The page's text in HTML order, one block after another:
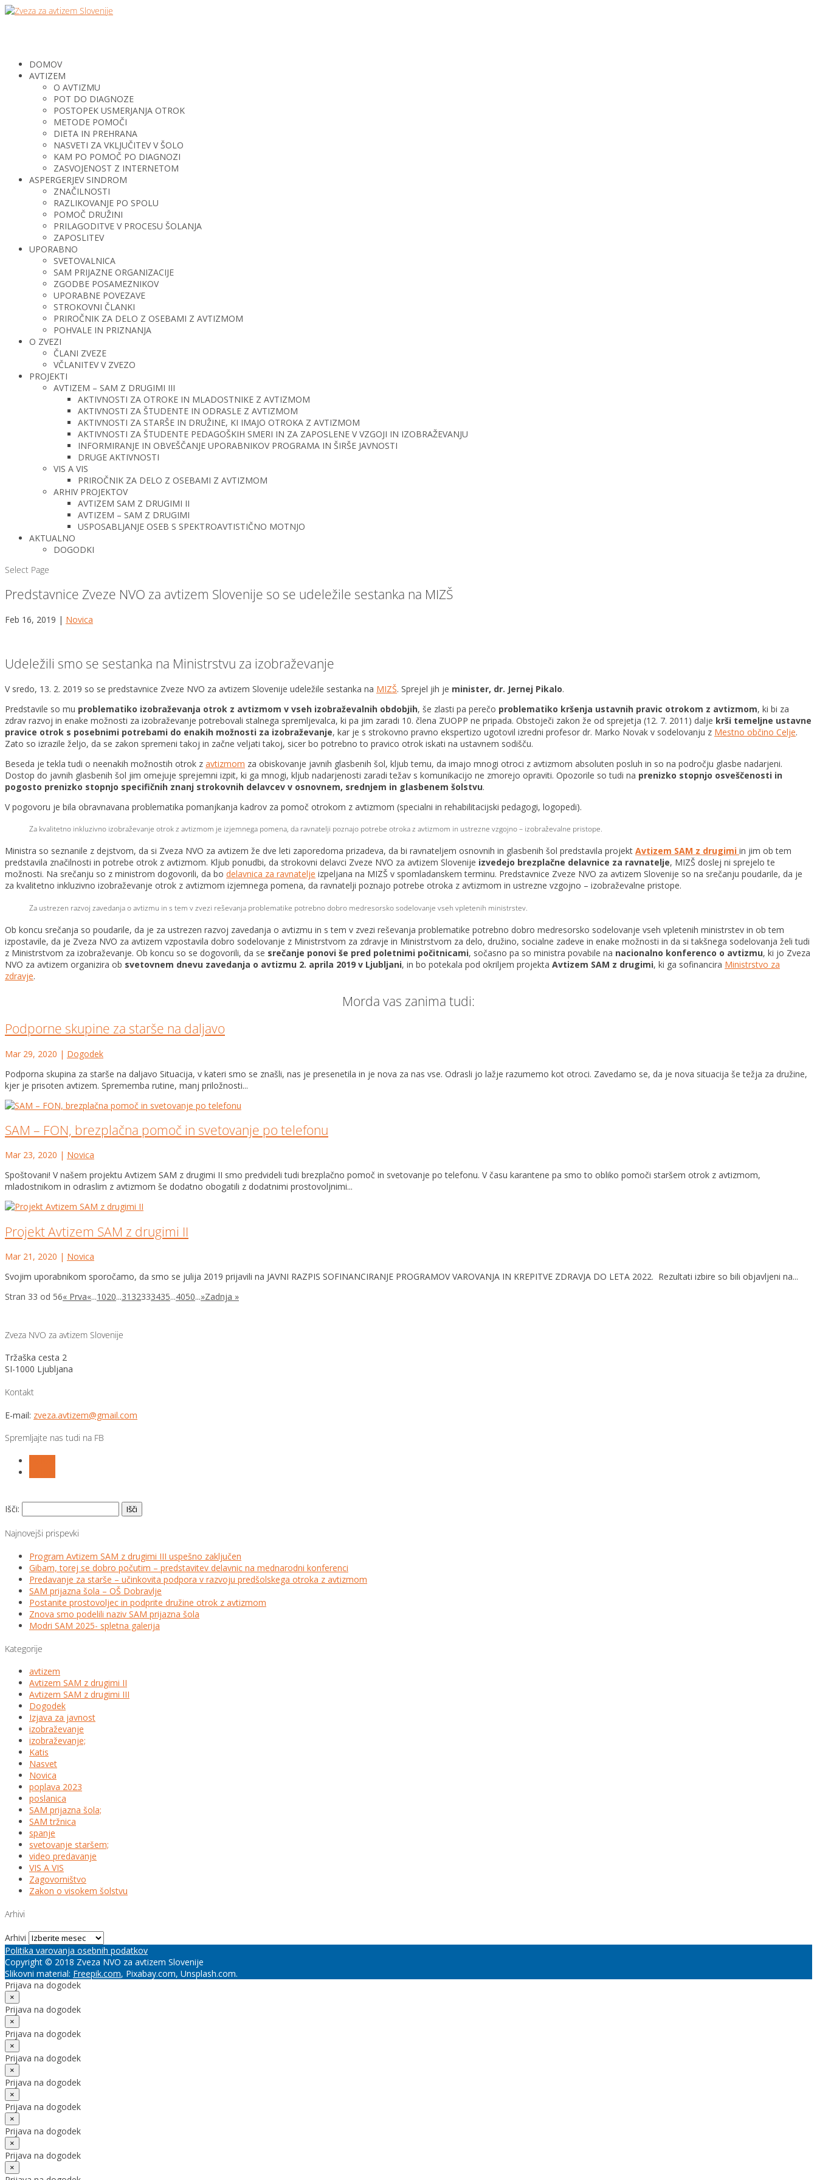
DOMOV
AVTIZEM
O AVTIZMU
POT DO DIAGNOZE
POSTOPEK USMERJANJA OTROK
METODE POMOČI
DIETA IN PREHRANA
NASVETI ZA VKLJUČITEV V ŠOLO
KAM PO POMOČ PO DIAGNOZI
ZASVOJENOST Z INTERNETOM
ASPERGERJEV SINDROM
ZNAČILNOSTI
RAZLIKOVANJE PO SPOLU
POMOČ DRUŽINI
PRILAGODITVE V PROCESU ŠOLANJA
ZAPOSLITEV
UPORABNO
SVETOVALNICA
SAM PRIJAZNE ORGANIZACIJE
ZGODBE POSAMEZNIKOV
UPORABNE POVEZAVE
STROKOVNI ČLANKI
PRIROČNIK ZA DELO Z OSEBAMI Z AVTIZMOM
POHVALE IN PRIZNANJA
O ZVEZI
ČLANI ZVEZE
VČLANITEV V ZVEZO
PROJEKTI
AVTIZEM – SAM Z DRUGIMI III
AKTIVNOSTI ZA OTROKE IN MLADOSTNIKE Z AVTIZMOM
AKTIVNOSTI ZA ŠTUDENTE IN ODRASLE Z AVTIZMOM
AKTIVNOSTI ZA STARŠE IN DRUŽINE, KI IMAJO OTROKA Z AVTIZMOM
AKTIVNOSTI ZA ŠTUDENTE PEDAGOŠKIH SMERI IN ZA ZAPOSLENE V VZGOJI IN IZOBRAŽEVANJU
INFORMIRANJE IN OBVEŠČANJE UPORABNIKOV PROGRAMA IN ŠIRŠE JAVNOSTI
DRUGE AKTIVNOSTI
VIS A VIS
PRIROČNIK ZA DELO Z OSEBAMI Z AVTIZMOM
ARHIV PROJEKTOV
AVTIZEM SAM Z DRUGIMI II
AVTIZEM – SAM Z DRUGIMI
USPOSABLJANJE OSEB S SPEKTROAVTISTIČNO MOTNJO
AKTUALNO
DOGODKI
Select Page
Predstavnice Zveze NVO za avtizem Slovenije so se udeležile sestanka na MIZŠ
Feb 16, 2019 | Novica
Udeležili smo se sestanka na Ministrstvu za izobraževanje
V sredo, 13. 2. 2019 so se predstavnice Zveze NVO za avtizem Slovenije udeležile sestanka na MIZŠ. Sprejel jih je minister, dr. Jernej Pikalo.
Predstavile so mu problematiko izobraževanja otrok z avtizmom v vseh izobraževalnih obdobjih, še zlasti pa perečo problematiko kršenja ustavnih pravic otrokom z avtizmom, ki bi za
zdrav razvoj in enake možnosti za izobraževanje potrebovali stalnega spremljevalca, ki pa jim zaradi 10. člena ZUOPP ne pripada. Obstoječi zakon že od sprejetja (12. 7. 2011) dalje krši temeljne ustavne
pravice otrok s posebnimi potrebami do enakih možnosti za izobraževanje, kar je s strokovno pravno ekspertizo ugotovil izredni profesor dr. Marko Novak v sodelovanju z Mestno občino Celje.
Zato so izrazile željo, da se zakon spremeni takoj in začne veljati takoj, sicer bo potrebno to pravico otrok iskati na ustavnem sodišču.
Beseda je tekla tudi o neenakih možnostih otrok z avtizmom za obiskovanje javnih glasbenih šol, kljub temu, da imajo mnogi otroci z avtizmom absoluten posluh in so na področju glasbe nadarjeni.
Dostop do javnih glasbenih šol jim omejuje sprejemni izpit, ki ga mnogi, kljub nadarjenosti zaradi težav s komunikacijo ne zmorejo opraviti. Opozorile so tudi na prenizko stopnjo osveščenosti in
pogosto prenizko stopnjo specifičnih znanj strokovnih delavcev v osnovnem, srednjem in glasbenem šolstvu.
V pogovoru je bila obravnavana problematika pomanjkanja kadrov za pomoč otrokom z avtizmom (specialni in rehabilitacijski pedagogi, logopedi).
Za kvalitetno inkluzivno izobraževanje otrok z avtizmom je izjemnega pomena, da ravnatelji poznajo potrebe otroka z avtizmom in ustrezne vzgojno – izobraževalne pristope.
Ministra so seznanile z dejstvom, da si Zveza NVO za avtizem že dve leti zaporedoma prizadeva, da bi ravnateljem osnovnih in glasbenih šol predstavila projekt Avtizem SAM z drugimi in jim ob tem
predstavila značilnosti in potrebe otrok z avtizmom. Kljub ponudbi, da strokovni delavci Zveze NVO za avtizem Slovenije izvedejo brezplačne delavnice za ravnatelje, MIZŠ doslej ni sprejelo te
možnosti. Na srečanju so z ministrom dogovorili, da bo delavnica za ravnatelje izpeljana na MIZŠ v spomladanskem terminu. Predstavnice Zveze NVO za avtizem Slovenije so na srečanju poudarile, da je
za kvalitetno inkluzivno izobraževanje otrok z avtizmom izjemnega pomena, da ravnatelji poznajo potrebe otroka z avtizmom in ustrezne vzgojno – izobraževalne pristope.
Za ustrezen razvoj zavedanja o avtizmu in s tem v zvezi reševanja problematike potrebno dobro medresorsko sodelovanje vseh vpletenih ministrstev.
Ob koncu srečanja so poudarile, da je za ustrezen razvoj zavedanja o avtizmu in s tem v zvezi reševanja problematike potrebno dobro medresorsko sodelovanje vseh vpletenih ministrstev in ob tem
izpostavile, da je Zveza NVO za avtizem vzpostavila dobro sodelovanje z Ministrstvom za zdravje in Ministrstvom za delo, družino, socialne zadeve in enake možnosti in da si takšnega sodelovanja želi tudi
z Ministrstvom za izobraževanje. Ob koncu so se dogovorili, da se srečanje ponovi še pred poletnimi počitnicami, sočasno pa so ministra povabile na nacionalno konferenco o avtizmu, ki jo Zveza
NVO za avtizem organizira ob svetovnem dnevu zavedanja o avtizmu 2. aprila 2019 v Ljubljani, in bo potekala pod okriljem projekta Avtizem SAM z drugimi, ki ga sofinancira Ministrstvo za
zdravje.
Morda vas zanima tudi:
Podporne skupine za starše na daljavo
Mar 29, 2020 | Dogodek
Podporna skupina za starše na daljavo Situacija, v kateri smo se znašli, nas je presenetila in je nova za nas vse. Odrasli jo lažje razumemo kot otroci. Zavedamo se, da je nova situacija še težja za družine,
kjer je prisoten avtizem. Sprememba rutine, manj priložnosti...
SAM – FON, brezplačna pomoč in svetovanje po telefonu
Mar 23, 2020 | Novica
Spoštovani! V našem projektu Avtizem SAM z drugimi II smo predvideli tudi brezplačno pomoč in svetovanje po telefonu. V času karantene pa smo to obliko pomoči staršem otrok z avtizmom,
mladostnikom in odraslim z avtizmom še dodatno obogatili z dodatnimi prostovoljnimi...
Projekt Avtizem SAM z drugimi II
Mar 21, 2020 | Novica
Svojim uporabnikom sporočamo, da smo se julija 2019 prijavili na JAVNI RAZPIS SOFINANCIRANJE PROGRAMOV VAROVANJA IN KREPITVE ZDRAVJA DO LETA 2022. Rezultati izbire so bili objavljeni na...
Stran 33 od 56« Prva«...1020...31 32333435...4050...»Zadnja »
Zveza NVO za avtizem Slovenije
Tržaška cesta 2
SI-1000 Ljubljana
Kontakt
E-mail: zveza.avtizem@gmail.com
Spremljajte nas tudi na FB
Išči:
Najnovejši prispevki
Program Avtizem SAM z drugimi III uspešno zaključen
Gibam, torej se dobro počutim – predstavitev delavnic na mednarodni konferenci
Predavanje za starše – učinkovita podpora v razvoju predšolskega otroka z avtizmom
SAM prijazna šola – OŠ Dobravlje
Postanite prostovoljec in podprite družine otrok z avtizmom
Znova smo podelili naziv SAM prijazna šola
Modri SAM 2025- spletna galerija
Kategorije
avtizem
Avtizem SAM z drugimi II
Avtizem SAM z drugimi III
Dogodek
Izjava za javnost
izobraževanje
izobraževanje;
Katis
Nasvet
Novica
poplava 2023
poslanica
SAM prijazna šola;
SAM tržnica
spanje
svetovanje staršem;
video predavanje
VIS A VIS
Zagovorništvo
Zakon o visokem šolstvu
Arhivi
Arhivi
Politika varovanja osebnih podatkov
Copyright © 2018 Zveza NVO za avtizem Slovenije
Slikovni material: Freepik.com, Pixabay.com, Unsplash.com.
Prijava na dogodek
×
Prijava na dogodek
×
Prijava na dogodek
×
Prijava na dogodek
×
Prijava na dogodek
×
Prijava na dogodek
×
Prijava na dogodek
×
Prijava na dogodek
×